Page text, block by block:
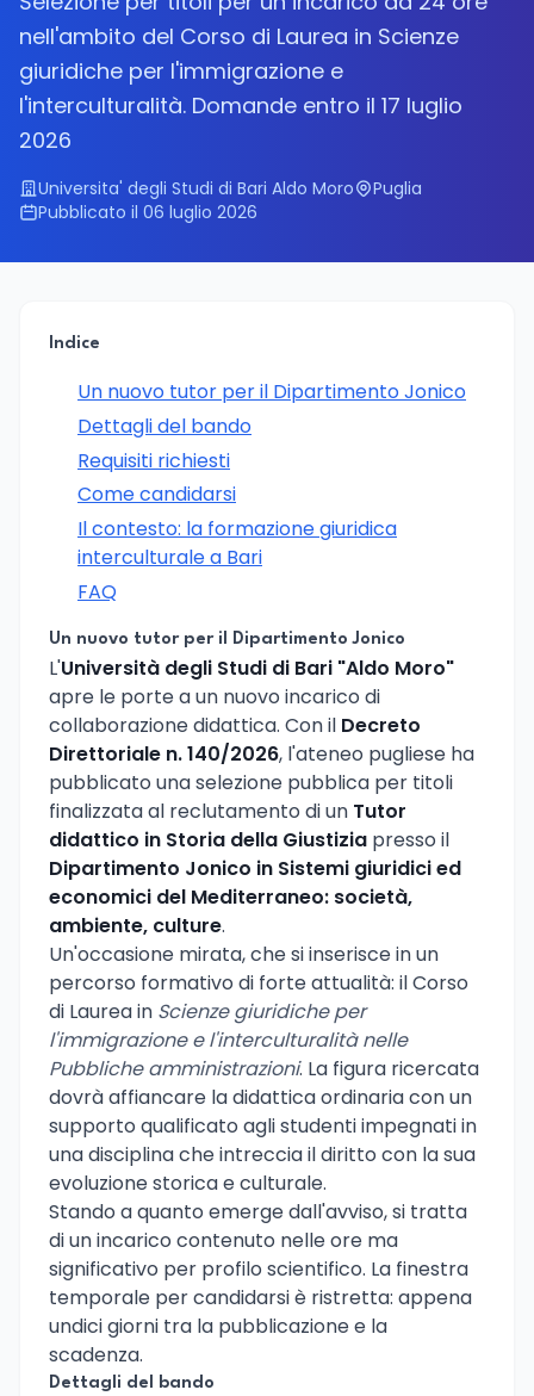
nell'ambito del Corso di Laurea in Scienze
giuridiche per l'immigrazione e
l'interculturalità. Domande entro il 17 luglio
2026
Universita' degli Studi di Bari Aldo Moro
Puglia
Pubblicato il 06 luglio 2026
Indice
Un nuovo tutor per il Dipartimento Jonico
Dettagli del bando
Requisiti richiesti
Come candidarsi
Il contesto: la formazione giuridica
interculturale a Bari
FAQ
Un nuovo tutor per il Dipartimento Jonico
L'Università degli Studi di Bari "Aldo Moro"
apre le porte a un nuovo incarico di
collaborazione didattica. Con il Decreto
Direttoriale n. 140/2026, l'ateneo pugliese ha
pubblicato una selezione pubblica per titoli
finalizzata al reclutamento di un Tutor
didattico in Storia della Giustizia presso il
Dipartimento Jonico in Sistemi giuridici ed
economici del Mediterraneo: società,
ambiente, culture.
Un'occasione mirata, che si inserisce in un
percorso formativo di forte attualità: il Corso
di Laurea in Scienze giuridiche per
l'immigrazione e l'interculturalità nelle
Pubbliche amministrazioni. La figura ricercata
dovrà affiancare la didattica ordinaria con un
supporto qualificato agli studenti impegnati in
una disciplina che intreccia il diritto con la sua
evoluzione storica e culturale.
Stando a quanto emerge dall'avviso, si tratta
di un incarico contenuto nelle ore ma
significativo per profilo scientifico. La finestra
temporale per candidarsi è ristretta: appena
undici giorni tra la pubblicazione e la
scadenza.
Dettagli del bando